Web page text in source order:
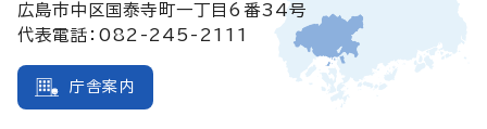
広島市中区国泰寺町一丁目6番34号
代表電話：082-245-2111
庁舎案内